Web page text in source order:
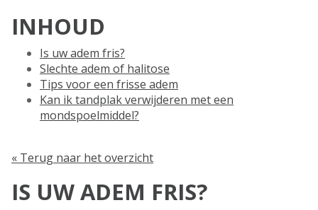
INHOUD
Is uw adem fris?
Slechte adem of halitose
Tips voor een frisse adem
Kan ik tandplak verwijderen met een
mondspoelmiddel?
« Terug naar het overzicht
IS UW ADEM FRIS?